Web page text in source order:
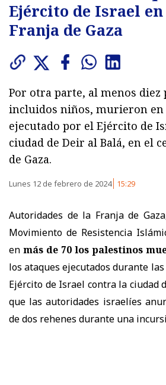
Ejército de Israel
Franja de Gaza
Por otra parte, al menos diez
incluidos niños, murieron
ejecutado por el Ejército de
ciudad de Deir al Balá, en el
de Gaza.
Lunes 12 de febrero de 2024 15:29
Autoridades de la Franja de
Movimiento de Resistencia
en más de 70 los palestinos
los ataques ejecutados durante
Ejército de Israel contra la ciudad
que las autoridades israelíes
de dos rehenes durante una